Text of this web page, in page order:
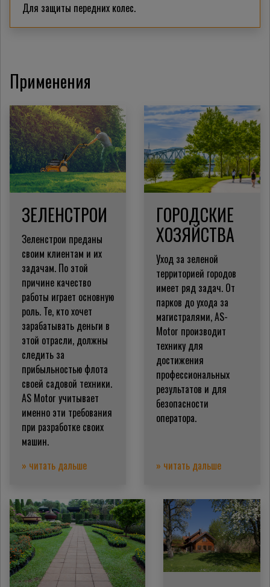
Для защиты передних колес.
Применения
ЗЕЛЕНСТРОИ
Зеленстрои преданы
своим клиентам и их
задачам. По этой
причине качество
работы играет основную
роль. Те, кто хочет
зарабатывать деньги в
этой отрасли, должны
следить за
прибыльностью флота
своей садовой техники.
AS Motor учитывает
именно эти требования
при разработке своих
машин.
» читать дальше
ГОРОДСКИЕ
ХОЗЯЙСТВА
Уход за зеленой
территорией городов
имеет ряд задач. От
парков до ухода за
магистралями, AS-
Motor производит
технику для
достижения
профессиональных
результатов и для
безопасности
оператора.
» читать дальше